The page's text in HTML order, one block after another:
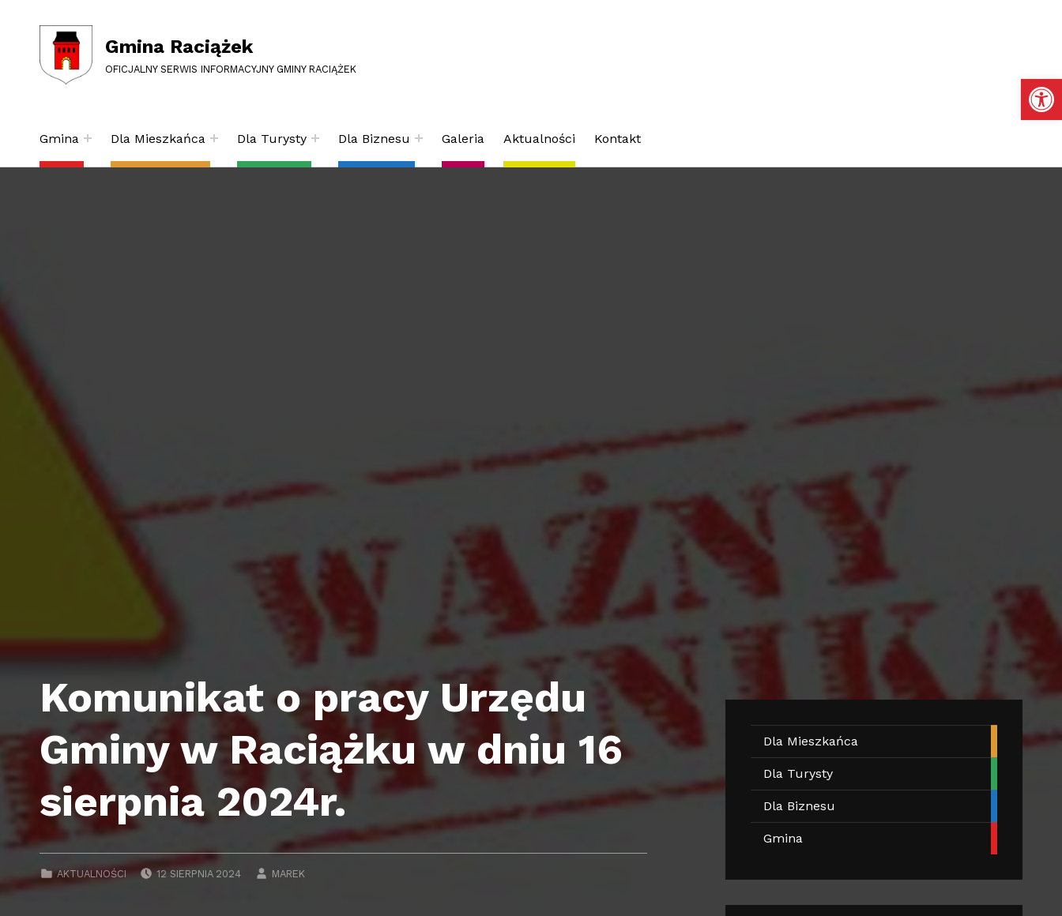
Otwórz pasek narzędzi
Gmina Raciążek
OFICJALNY SERWIS INFORMACYJNY GMINY RACIĄŻEK
Gmina Dla Mieszkańca Dla Turysty Dla Biznesu Galeria Aktualności Kontakt
Komunikat o pracy Urzędu
Gminy w Raciążku w dniu 16
sierpnia 2024r.
CATEGORIZED IN:
AKTUALNOŚCI
POSTED ON:
12 SIERPNIA 2024 MAREK
Dla Mieszkańca
Dla Turysty
Dla Biznesu
Gmina